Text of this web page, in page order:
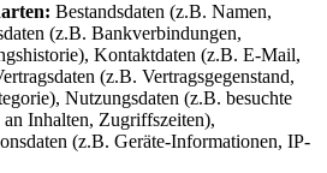
Bestandsdaten (z.B. Namen,
(z.B. Bankverbindungen,
Kontaktdaten (z.B. E-Mail,
(z.B. Vertragsgegenstand,
Nutzungsdaten (z.B. besuchte
an Inhalten, Zugriffszeiten),
(z.B. Geräte-Informationen, IP-